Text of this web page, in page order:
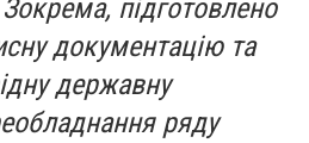
підготовлено
документацію та
державну
ряду